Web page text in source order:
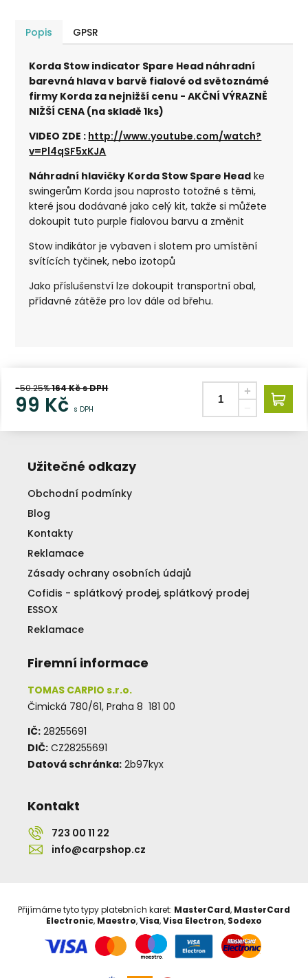
Popis GPSR
Korda Stow indicator Spare Head náhradní
barevná hlava v barvě fialové od světoznámé
firmy Korda za nejnižší cenu - AKČNÍ VÝRAZNĚ
NIŽŠÍ CENA (na skladě 1ks)
VIDEO ZDE : http://www.youtube.com/watch?
v=Pl4qSF5xKJA
Náhradní hlavičky Korda Stow Spare Head ke
swingerům Korda jsou naprosto totožné s těmi,
které jsou dodávané jako celý kit, takže si můžete
dokoupit tuto purple fialovou barvu a změnit
Stow indikátor je vybaven i slotem pro umístění
svítících tyčinek, nebo izotopů
Jako příslušenství lze dokoupit transportní obal,
přídavné zátěže pro lov dále od břehu.
-50.25%164Kč s DPH
99 Kč s DPH
Užitečné odkazy
Obchodní podmínky
Blog
Kontakty
Reklamace
Zásady ochrany osobních údajů
Cofidis - splátkový prodej, splátkový prodej
ESSOX
Reklamace
Firemní informace
TOMAS CARPIO s.r.o.
Čimická 780/61, Praha 8 181 00
IČ: 28255691
DIČ: CZ28255691
Datová schránka: 2b97kyx
Kontakt
723 00 11 22
info@carpshop.cz
Přijímáme tyto typy platebních karet: MasterCard, MasterCard
Electronic, Maestro,Visa,Visa Electron, Sodexo